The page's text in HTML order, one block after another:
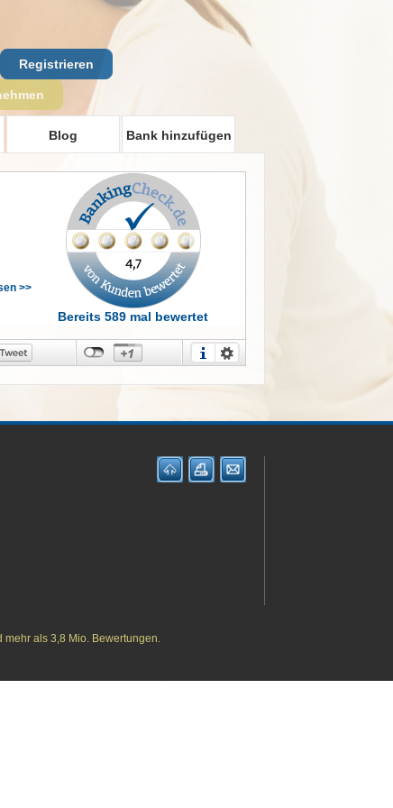
Blog Bank hinzufügen
Registrieren
>>
Bereits 589 mal bewertet
als 3,8 Mio. Bewertungen.